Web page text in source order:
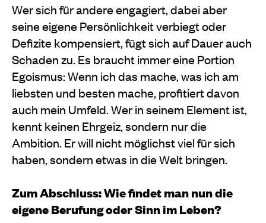
Wer sich für andere engagiert, dabei aber
seine eigene Persönlichkeit verbiegt oder
Defizite kompensiert, fügt sich auf Dauer auch
Schaden zu. Es braucht immer eine Portion
Egoismus: Wenn ich das mache, was ich am
liebsten und besten mache, profitiert davon
auch mein Umfeld. Wer in seinem Element ist,
kennt keinen Ehrgeiz, sondern nur die
Ambition. Er will nicht möglichst viel für sich
haben, sondern etwas in die Welt bringen.
Zum Abschluss: Wie findet man nun die
eigene Berufung oder Sinn im Leben?